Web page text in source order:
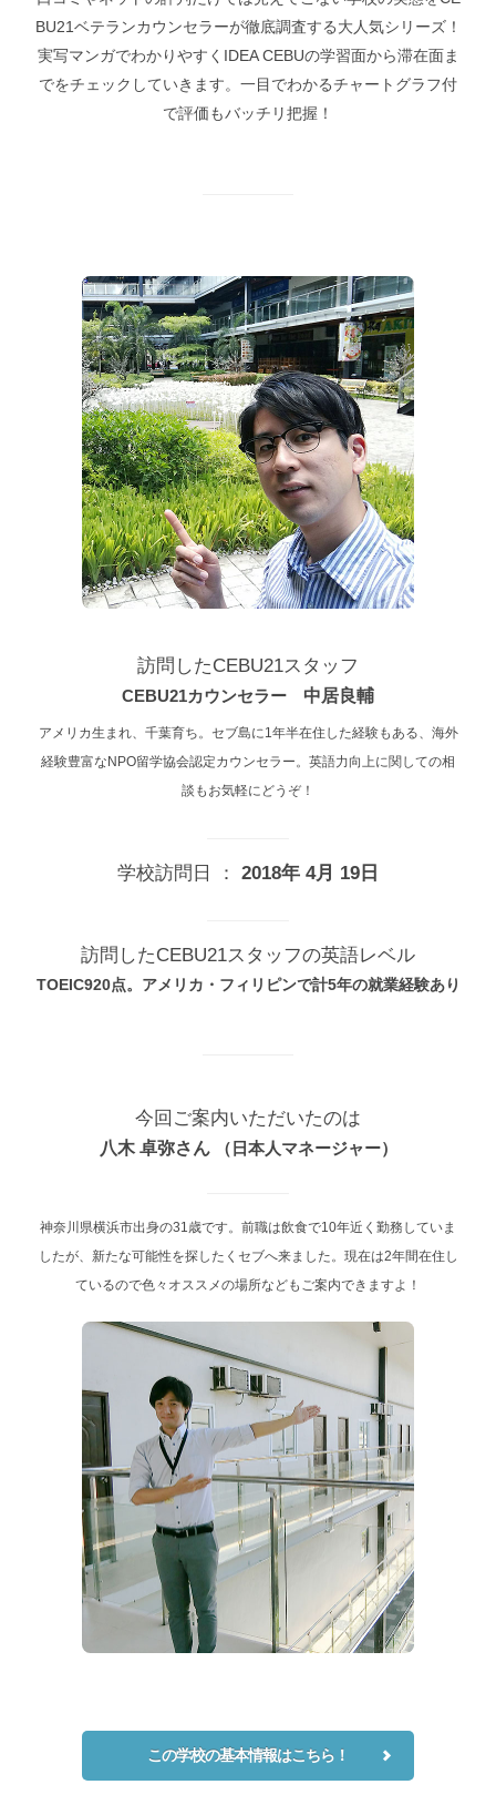
BU21ベテランカウンセラーが徹底調査する大人気シリーズ！
実写マンガでわかりやすくIDEA CEBUの学習面から滞在面ま
でをチェックしていきます。一目でわかるチャートグラフ付
で評価もバッチリ把握！
訪問したCEBU21スタッフ
CEBU21カウンセラー 中居良輔
アメリカ生まれ、千葉育ち。セブ島に1年半在住した経験もある、海外
経験豊富なNPO留学協会認定カウンセラー。英語力向上に関しての相
談もお気軽にどうぞ！
学校訪問日 ： 2018年 4月 19日
訪問したCEBU21スタッフの英語レベル
TOEIC920点。アメリカ・フィリピンで計5年の就業経験あり
今回ご案内いただいたのは
八木 卓弥さん （ 日本人マネージャー）
神奈川県横浜市出身の31歳です。前職は飲食で10年近く勤務していま
したが、新たな可能性を探したくセブへ来ました。現在は2年間在住し
ているので色々オススメの場所などもご案内できますよ！
この学校の基本情報はこちら！